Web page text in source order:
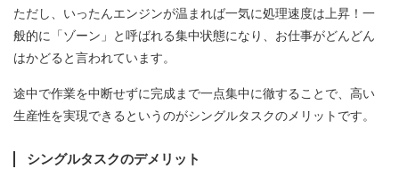
ただし、いったんエンジンが温まれば一気に処理速度は上昇！一
般的に「ゾーン」と呼ばれる集中状態になり、お仕事がどんどん
はかどると言われています。
途中で作業を中断せずに完成まで一点集中に徹することで、高い
生産性を実現できるというのがシングルタスクのメリットです。
シングルタスクのデメリット